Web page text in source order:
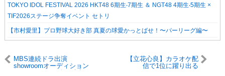
TOKYO IDOL FESTIVAL 2026 HKT48 6期⽣‧7期⽣ ＆ NGT48 4期⽣‧5期⽣ ×
TIF2026ステージ争奪イベント セトリ
【市村愛里】プロ野球大好き部 真夏の球愛かっとばせ！〜パーリーグ編〜
MBS連続ドラ出演
showroomオーディション
【立花心良】カラオケ配
信で1位に躍り出る